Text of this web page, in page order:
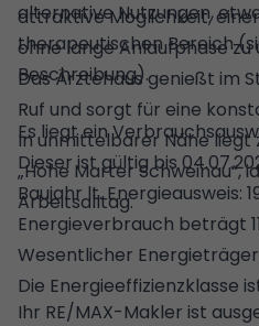
attraktive Möglichkeit,
ohne lange Anlaufphase
Das Ärztehaus genießt im
Ruf und sorgt für eine
In unmittelbarer Nähe liegt
„Hohe Marter Schweinau“,
Arbeitsalltag.
alternative Nutzungen,
therapeutischen Bereich
Beschreibung).
Es liegt ein
Dieser ist gültig bis
Baujahr lt. Energieausweis:
Energieverbrauch beträgt
Wesentlicher Energieträger
Die Energieeffizienzklasse
Ihr RE/MAX-Makler ist